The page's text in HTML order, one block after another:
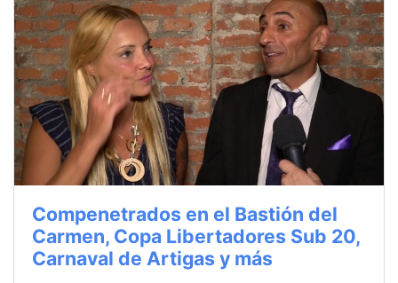
Compenetrados en el Bastión del
Carmen, Copa Libertadores Sub 20,
Carnaval de Artigas y más